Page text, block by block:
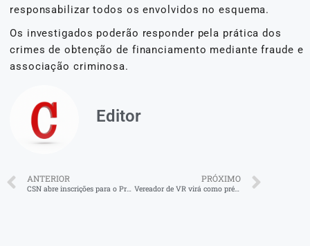
responsabilizar todos os envolvidos no esquema.
Os investigados poderão responder pela prática dos
crimes de obtenção de financiamento mediante fraude e
associação criminosa.
Editor
ANTERIOR
CSN abre inscrições para o Programa Jovem Aprendiz em Volta Redonda
PRÓXIMO
Vereador de VR virá como pré-candidato a deputado federal